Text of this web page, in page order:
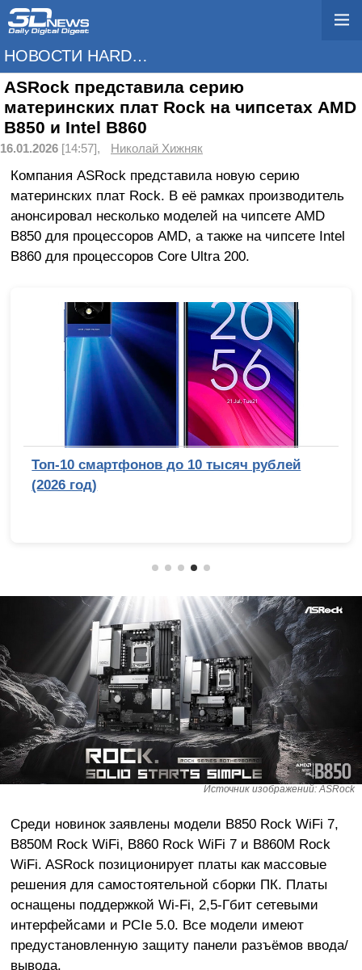
НОВОСТИ HARDWARE
ASRock представила серию
материнских плат Rock на чипсетах AMD
B850 и Intel B860
16.01.2026 [14:57], Николай Хижняк
Компания ASRock представила новую серию
материнских плат Rock. В её рамках производитель
анонсировал несколько моделей на чипсете AMD
B850 для процессоров AMD, а также на чипсете Intel
B860 для процессоров Core Ultra 200.
Топ-10 смартфонов до 10 тысяч рублей
(2026 год)
Источник изображений: ASRock
Среди новинок заявлены модели B850 Rock WiFi 7,
B850M Rock WiFi, B860 Rock WiFi 7 и B860M Rock
WiFi. ASRock позиционирует платы как массовые
решения для самостоятельной сборки ПК. Платы
оснащены поддержкой Wi-Fi, 2,5-Гбит сетевыми
интерфейсами и PCIe 5.0. Все модели имеют
предустановленную защиту панели разъёмов ввода/
вывода.